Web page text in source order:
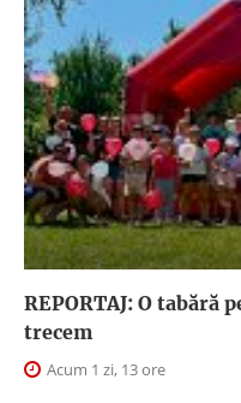
REPORTAJ: O tabără
trecem
Acum 1 zi, 13 ore